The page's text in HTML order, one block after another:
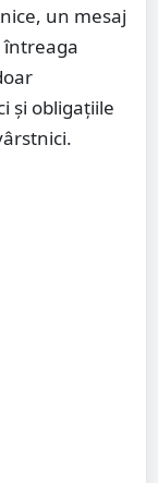
un mesaj
și obligațiile